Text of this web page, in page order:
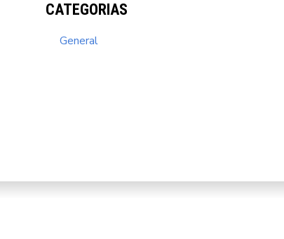
CATEGORIAS
General